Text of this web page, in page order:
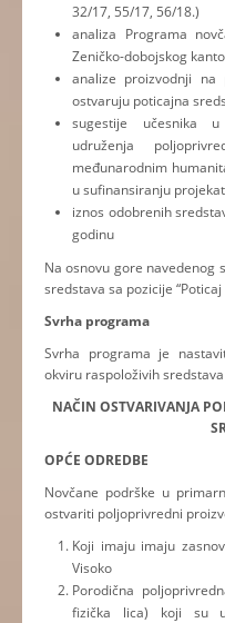
32/17, 55/17, 56/18.)
analiza Programa
Zeničko-dobojskog
analize proizvodnji
ostvaruju poticajna
sugestije učesnika
udruženja
međunarodnim
u sufinansiranju
iznos odobrenih
godinu
Na osnovu gore navedenog
sredstava sa pozicije
Svrha programa
Svrha programa je
okviru raspoloživih
NAČIN OSTVARIVANJA
OPĆE ODREDBE
Novčane podrške u
ostvariti poljoprivredni
Koji imaju imaju
Visoko
Porodična
fizička lica) koji su